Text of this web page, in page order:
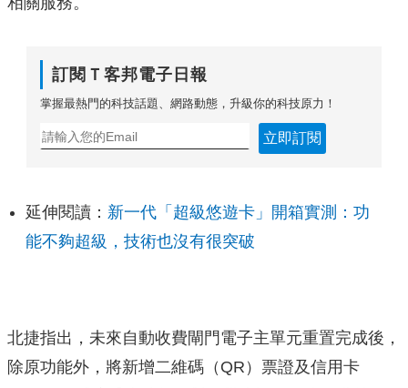
訂閱Ｔ客邦電子日報
掌握最熱門的科技話題、網路動態，升級你的科技原力！
立即訂閱
延伸閱讀： 新一代「超級悠遊卡」開箱實測：功
能不夠超級，技術也沒有很突破
北捷指出，未來自動收費閘門電子主單元重置完成後，
除原功能外，將新增二維碼（QR）票證及信用卡